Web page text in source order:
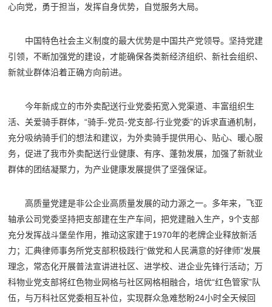
心向党，勇于担当，发挥自身优势，自觉服务大局。
中国特色社会主义制度的最大优势是中国共产党领导。坚持党建
引领，不断加强党的建设，才能确保各类新经济组织、新社会组织、
新就业群体沿着正确方向前进。
今年新成立的市外卖配送行业党委拓宽入党渠道、丰富组织生
活、关爱骑手群体，“骑手-党员-党支部-行业党委”的诉求直通机制，
充分吸纳骑手们的想法和建议，为外卖骑手提供用心、贴心、暖心服
务，促进了我市外卖配送行业健康、有序、蓬勃发展，加强了新就业
群体的团结凝聚力，为产业健康发展提供了坚强保证。
高质量党建是非公企业高质量发展的动力源之一。多年来，飞亚
轴承公司党委坚持把支部建在生产车间，把党建融入生产，9个支部
充分发挥战斗堡垒作用，推动这家建于1970年的老牌企业释放新活
力；汇典律师事务所党支部积极践行“做党和人民满意的好律师”发展
理念，常态化开展普法宣讲进社区、进学校、进企业先锋行活动；万
科物业党支部将红色物业网格与社区网格相融合，培优“红色管家”队
伍，与万科社区党委相互补位，实现群众急难愁盼24小时全天候回